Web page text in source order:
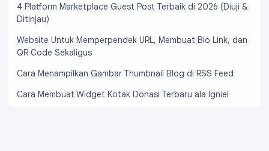
4 Platform Marketplace Guest Post Terbaik di 2026 (Diuji &
Ditinjau)
Website Untuk Memperpendek URL, Membuat Bio Link, dan
QR Code Sekaligus
Cara Menampilkan Gambar Thumbnail Blog di RSS Feed
Cara Membuat Widget Kotak Donasi Terbaru ala Igniel